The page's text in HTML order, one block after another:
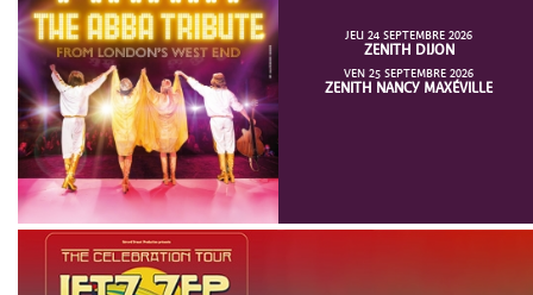
JEU 24 SEPTEMBRE 2026
ZENITH DIJON
VEN 25 SEPTEMBRE 2026
ZENITH NANCY MAXÉVILLE